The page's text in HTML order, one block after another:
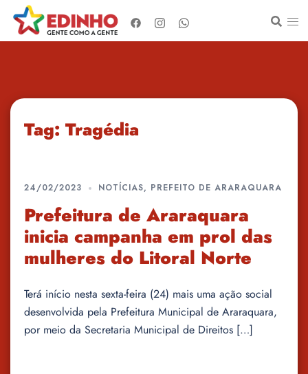
para
o
Tag: Tragédia
24/02/2023 NOTÍCIAS, PREFEITO DE ARARAQUARA
Prefeitura de Araraquara
inicia campanha em prol das
mulheres do Litoral Norte
Terá início nesta sexta-feira (24) mais uma ação social
desenvolvida pela Prefeitura Municipal de Araraquara,
por meio da Secretaria Municipal de Direitos […]